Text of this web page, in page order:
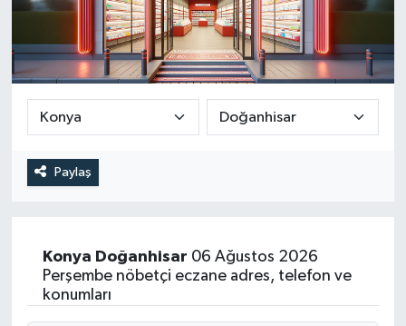
Paylaş
Konya Doğanhisar 06 Ağustos 2026
Perşembe nöbetçi eczane adres, telefon ve
konumları
DEVREK
DÜZCE
EREĞLİ
GÖKÇEBEY
KASTAMONU